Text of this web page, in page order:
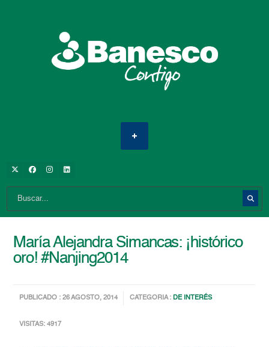
María Alejandra Simancas: ¡histórico
oro! #Nanjing2014
PUBLICADO : 26 AGOSTO, 2014 CATEGORIA :DE INTERÉS
VISITAS: 4917